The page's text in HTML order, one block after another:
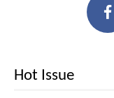
Hot Issue